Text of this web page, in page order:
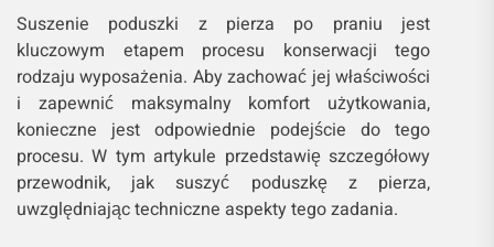
Suszenie poduszki z pierza po praniu jest
kluczowym etapem procesu konserwacji tego
rodzaju wyposażenia. Aby zachować jej właściwości
i zapewnić maksymalny komfort użytkowania,
konieczne jest odpowiednie podejście do tego
procesu. W tym artykule przedstawię szczegółowy
przewodnik, jak suszyć poduszkę z pierza,
uwzględniając techniczne aspekty tego zadania.